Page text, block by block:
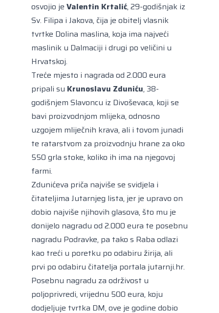
osvojio je Valentin Krtalić, 29-godišnjak iz
Sv. Filipa i Jakova, čija je obitelj vlasnik
tvrtke Dolina maslina, koja ima najveći
maslinik u Dalmaciji i drugi po veličini u
Hrvatskoj.
Treće mjesto i nagrada od 2.000 eura
pripali su Krunoslavu Zduniću, 38-
godišnjem Slavoncu iz Divoševaca, koji se
bavi proizvodnjom mlijeka, odnosno
uzgojem mliječnih krava, ali i tovom junadi
te ratarstvom za proizvodnju hrane za oko
550 grla stoke, koliko ih ima na njegovoj
farmi.
Zdunićeva priča najviše se svidjela i
čitateljima Jutarnjeg lista, jer je upravo on
dobio najviše njihovih glasova, što mu je
donijelo nagradu od 2.000 eura te posebnu
nagradu Podravke, pa tako s Raba odlazi
kao treći u poretku po odabiru žirija, ali
prvi po odabiru čitatelja portala jutarnji.hr.
Posebnu nagradu za održivost u
poljoprivredi, vrijednu 500 eura, koju
dodjeljuje tvrtka DM, ove je godine dobio